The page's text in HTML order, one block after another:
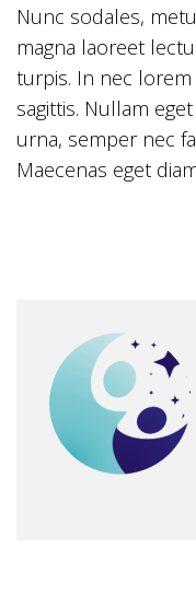
Nunc sodales,
magna laoreet
turpis. In nec
sagittis. Nullam
urna, semper nec
Maecenas eget